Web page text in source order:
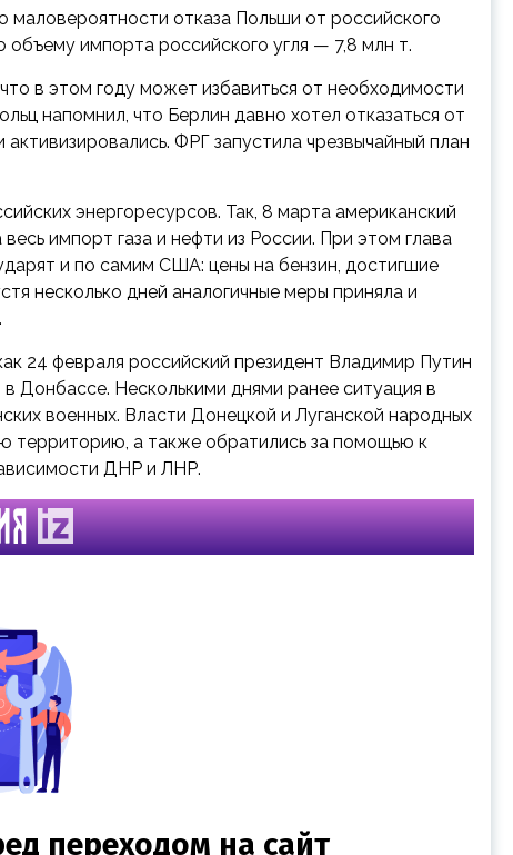
маловероятности отказа Польши от российского
объему импорта российского угля — 7,8 млн т.
в этом году может избавиться от необходимости
напомнил, что Берлин давно хотел отказаться от
ФРГ запустила чрезвычайный план
энергоресурсов. Так, 8 марта американский
импорт газа и нефти из России. При этом глава
и по самим США: цены на бензин, достигшие
несколько дней аналогичные меры приняла и
24 февраля российский президент Владимир Путин
Донбассе. Несколькими днями ранее ситуация в
военных. Власти Донецкой и Луганской народных
территорию, а также обратились за помощью к
ДНР и ЛНР.